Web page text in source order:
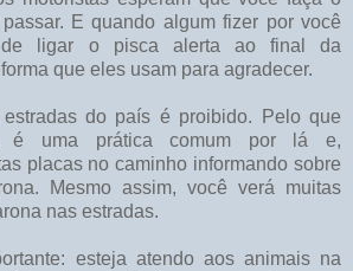
E quando algum fizer por você
ligar o pisca alerta ao final da
que eles usam para agradecer.
do país é proibido. Pelo que
é uma prática comum por lá e,
placas no caminho informando sobre
Mesmo assim, você verá muitas
nas estradas.
esteja atendo aos animais na